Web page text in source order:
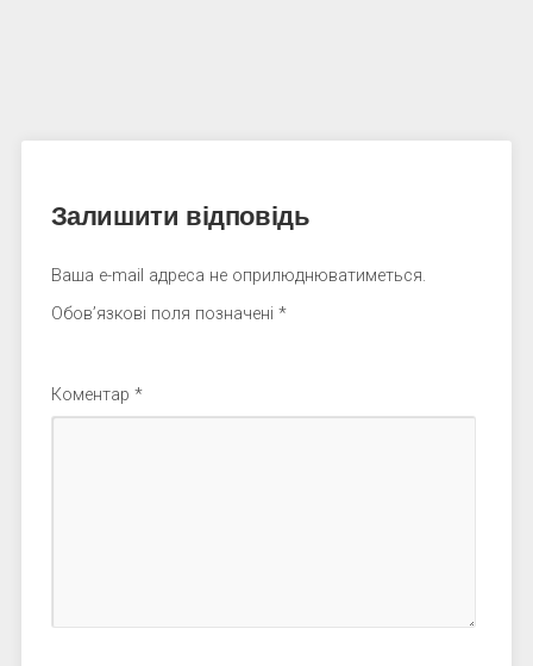
Залишити відповідь
Ваша e-mail адреса не оприлюднюватиметься.
Обов’язкові поля позначені *
Коментар *